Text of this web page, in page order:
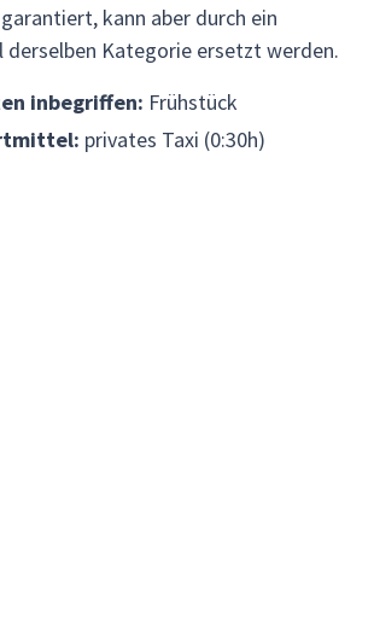
kann aber durch ein
derselben Kategorie ersetzt werden.
inbegriffen: Frühstück
privates Taxi (0:30h)